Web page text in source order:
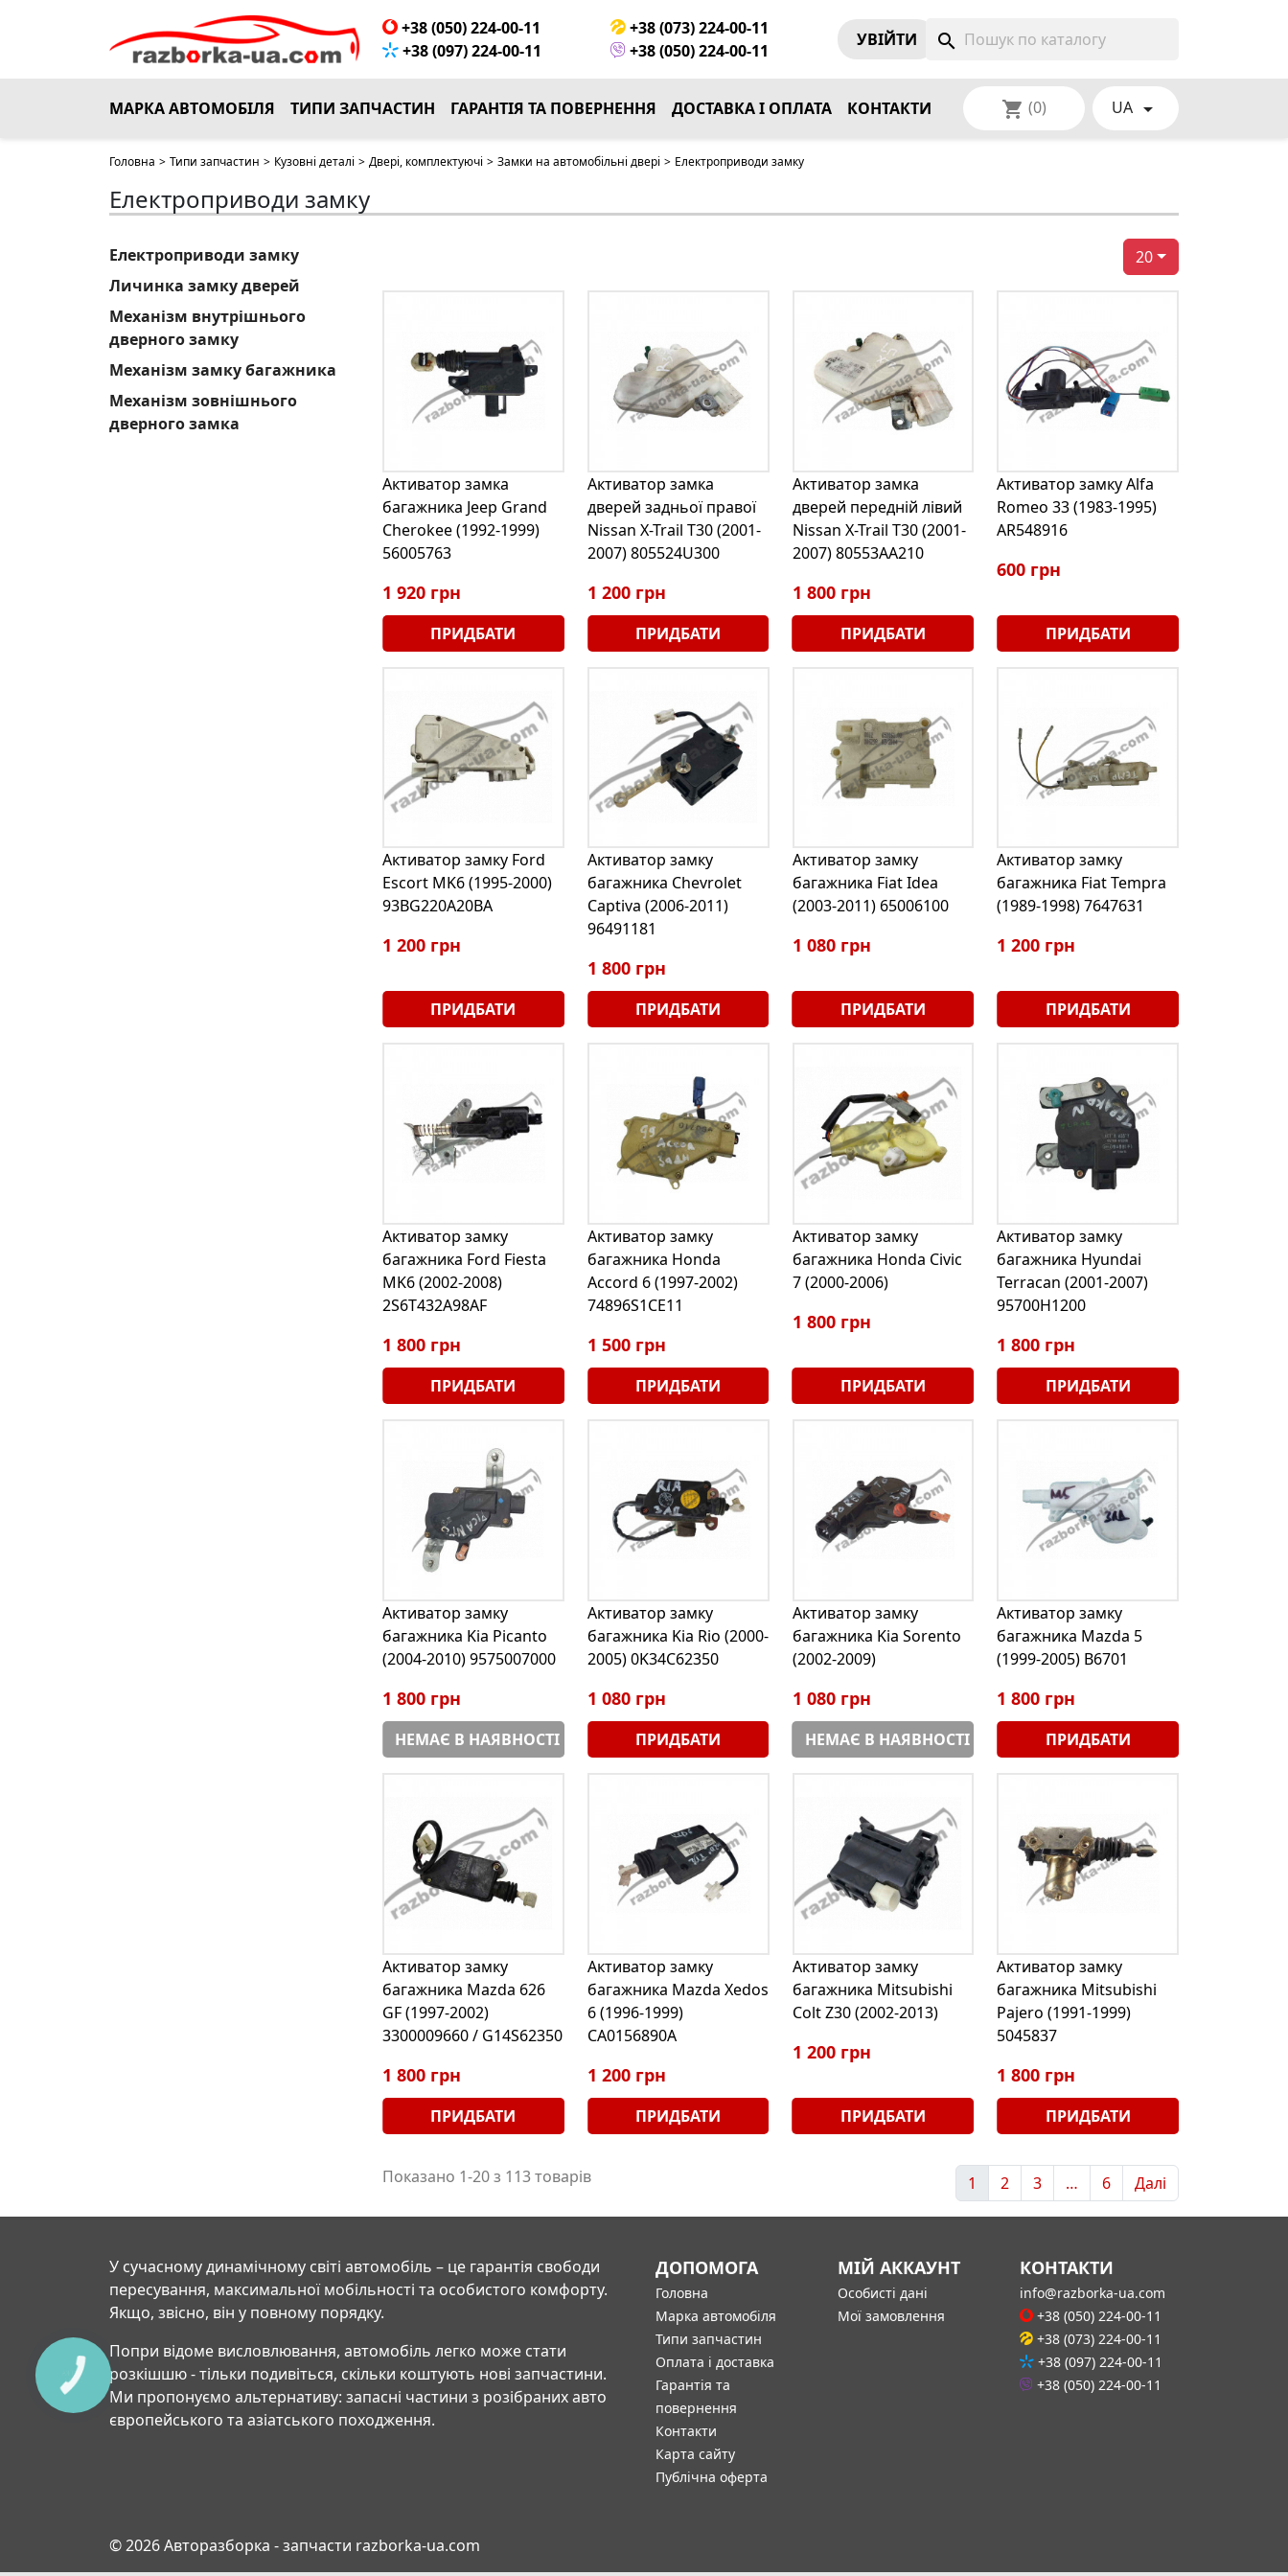
+38 (050) 224-00-11
+38 (073) 224-00-11
+38 (097) 224-00-11
+38 (050) 224-00-11
УВIЙТИ search
МАРКА АВТОМОБІЛЯ ТИПИ ЗАПЧАСТИН ГАРАНТІЯ ТА ПОВЕРНЕННЯ ДОСТАВКА І ОПЛАТА КОНТАКТИ shopping_cart (0) UA 
Головна > Типи запчастин > Кузовні деталі > Двері, комплектуючі > Замки на автомобільні двері > Електроприводи замку
Електроприводи замку
Електроприводи замку
Личинка замку дверей
Механізм внутрішнього
дверного замку
Механізм замку багажника
Механізм зовнішнього
дверного замка
20
Активатор замка
багажника Jeep Grand
Cherokee (1992-1999)
56005763
1 920 грн
ПРИДБАТИ
Активатор замка
дверей задньої правої
Nissan X-Trail T30 (2001-
2007) 805524U300
1 200 грн
ПРИДБАТИ
Активатор замка
дверей передній лівий
Nissan X-Trail T30 (2001-
2007) 80553AA210
1 800 грн
ПРИДБАТИ
Активатор замку Alfa
Romeo 33 (1983-1995)
AR548916
600 грн
ПРИДБАТИ
Активатор замку Ford
Escort MK6 (1995-2000)
93BG220A20BA
1 200 грн
ПРИДБАТИ
Активатор замку
багажника Chevrolet
Captiva (2006-2011)
96491181
1 800 грн
ПРИДБАТИ
Активатор замку
багажника Fiat Idea
(2003-2011) 65006100
1 080 грн
ПРИДБАТИ
Активатор замку
багажника Fiat Tempra
(1989-1998) 7647631
1 200 грн
ПРИДБАТИ
Активатор замку
багажника Ford Fiesta
MK6 (2002-2008)
2S6T432A98AF
1 800 грн
ПРИДБАТИ
Активатор замку
багажника Honda
Accord 6 (1997-2002)
74896S1CE11
1 500 грн
ПРИДБАТИ
Активатор замку
багажника Honda Civic
7 (2000-2006)
1 800 грн
ПРИДБАТИ
Активатор замку
багажника Hyundai
Terracan (2001-2007)
95700H1200
1 800 грн
ПРИДБАТИ
Активатор замку
багажника Kia Picanto
(2004-2010) 9575007000
1 800 грн
НЕМАЄ В НАЯВНОСТІ
Активатор замку
багажника Kia Rio (2000-
2005) 0K34C62350
1 080 грн
ПРИДБАТИ
Активатор замку
багажника Kia Sorento
(2002-2009)
1 080 грн
НЕМАЄ В НАЯВНОСТІ
Активатор замку
багажника Mazda 5
(1999-2005) B6701
1 800 грн
ПРИДБАТИ
Активатор замку
багажника Mazda 626
GF (1997-2002)
3300009660 / G14S62350
1 800 грн
ПРИДБАТИ
Активатор замку
багажника Mazda Xedos
6 (1996-1999)
CA0156890A
1 200 грн
ПРИДБАТИ
Активатор замку
багажника Mitsubishi
Colt Z30 (2002-2013)
1 200 грн
ПРИДБАТИ
Активатор замку
багажника Mitsubishi
Pajero (1991-1999)
5045837
1 800 грн
ПРИДБАТИ
Показано 1-20 з 113 товарів 1 2 3 … 6 Далі
У сучасному динамічному світі автомобіль – це гарантія свободи
пересування, максимальної мобільності та особистого комфорту.
Якщо, звісно, він у повному порядку.
Попри відоме висловлювання, автомобіль легко може стати
розкішшю - тільки подивіться, скільки коштують нові запчастини.
Ми пропонуємо альтернативу: запасні частини з розібраних авто
європейського та азіатського походження.
ДОПОМОГА
Головна
Марка автомобіля
Типи запчастин
Оплата і доставка
Гарантія та
повернення
Контакти
Карта сайту
Публічна оферта
МІЙ АККАУНТ
Особисті дані
Мої замовлення
КОНТАКТИ
info@razborka-ua.com
+38 (050) 224-00-11
+38 (073) 224-00-11
+38 (097) 224-00-11
+38 (050) 224-00-11
© 2026 Авторазборка - запчасти razborka-ua.com